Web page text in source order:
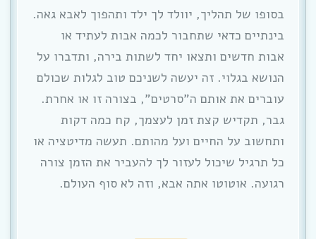
בסופו של תהליך, יוולד לך ילד ותהפוך לאבא גאה.
בינתיים כדאי שתחבור לכמה אבות לעתיד או
אבות חדשים ותצאו יחד לשתות בירה, ותדברו על
הנושא בגלוי. זה יעשה לשניכם טוב לגלות שכולם
עוברים את אותם ה”סרטים”, בצורה זו או אחרת.
גבר, תקדיש קצת זמן לעצמך, קח כמה דקות
ותחשוב על החיים ועל מהותם. תעשה מדיטציה או
כל תרגיל שיכול לעזור לך להעביר את הזמן צורה
רגועה. אוטוטו אתה אבא, וזה לא סוף העולם.